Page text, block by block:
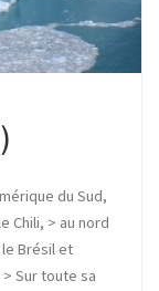
du Sud,
Chili, > au nord
Brésil et
Sur toute sa